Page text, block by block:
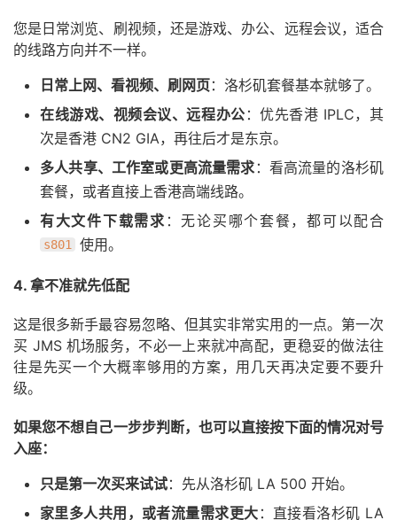
您是日常浏览、刷视频，还是游戏、办公、远程会议，适合
的线路方向并不一样。
日常上网、看视频、刷网页：洛杉矶套餐基本就够了。
在线游戏、视频会议、远程办公 ：优先香港 IPLC，其
次是香港 CN2 GIA，再往后才是东京。
多人共享、工作室或更高流量需求 ：看高流量的洛杉矶
套餐，或者直接上香港高端线路。
有大文件下载需求 ：无论买哪个套餐，都可以配合
s801 使用。
4. 拿不准就先低配
这是很多新手最容易忽略、但其实非常实用的一点。第一次
买 JMS 机场服务，不必一上来就冲高配，更稳妥的做法往
往是先买一个大概率够用的方案，用几天再决定要不要升
级。
如果您不想自己一步步判断，也可以直接按下面的情况对号
入座：
只是第一次买来试试：先从洛杉矶 LA 500 开始。
家里多人共用，或者流量需求更大 ：直接看洛杉矶 LA